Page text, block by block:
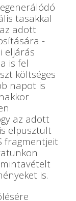
tasakkal
adott
-
eljárás
is fel
költséges
napot is
az adott
elpusztult
fragmentjeit
is.